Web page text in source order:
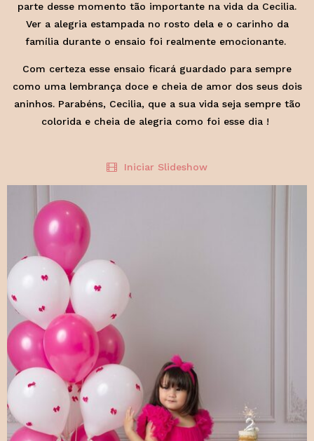
parte desse momento tão importante na vida da Cecilia.
Ver a alegria estampada no rosto dela e o carinho da
família durante o ensaio foi realmente emocionante.
Com certeza esse ensaio ficará guardado para sempre
como uma lembrança doce e cheia de amor dos seus dois
aninhos. Parabéns, Cecilia, que a sua vida seja sempre tão
colorida e cheia de alegria como foi esse dia !
Iniciar Slideshow